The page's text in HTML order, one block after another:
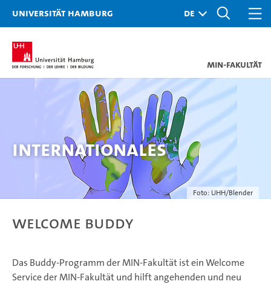
Universität Hamburg
MIN-Fakultät
Foto: UHH/Blender
Internationales
Welcome Buddy
Das Buddy-Programm der MIN-Fakultät ist ein Welcome
Service der MIN-Fakultät und hilft angehenden und neu